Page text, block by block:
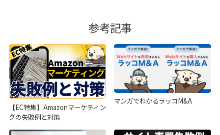
参考記事
【EC特集】Amazonマーケティン
グの失敗例と対策
マンガでわかるラッコM&A